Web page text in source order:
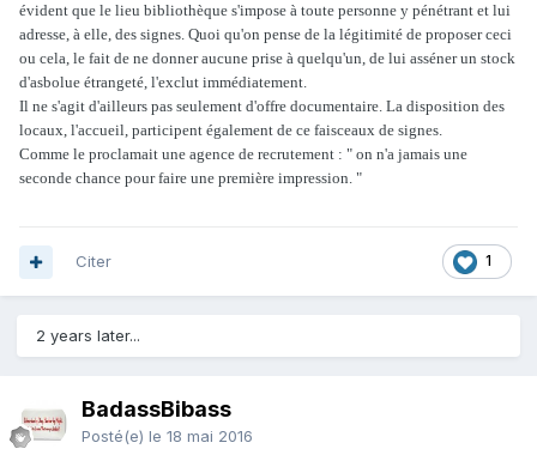
évident que le lieu bibliothèque s'impose à toute personne y pénétrant et lui
adresse, à elle, des signes. Quoi qu'on pense de la légitimité de proposer ceci
ou cela, le fait de ne donner aucune prise à quelqu'un, de lui asséner un stock
d'asbolue étrangeté, l'exclut immédiatement.
Il ne s'agit d'ailleurs pas seulement d'offre documentaire. La disposition des
locaux, l'accueil, participent également de ce faisceaux de signes.
Comme le proclamait une agence de recrutement : " on n'a jamais une
seconde chance pour faire une première impression. "
1
Citer
2 years later...
BadassBibass
Posté(e) le 18 mai 2016